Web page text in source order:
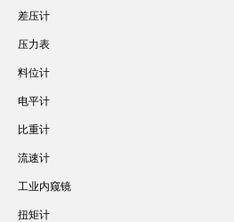
差压计
压力表
料位计
电平计
比重计
流速计
工业内窥镜
扭矩计